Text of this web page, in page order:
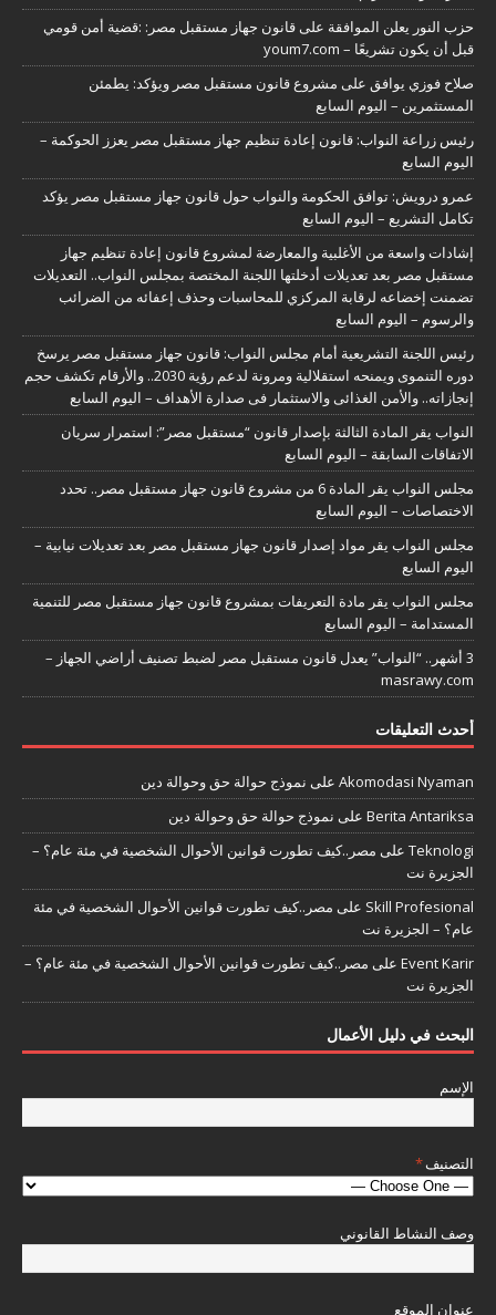
حزب النور يعلن الموافقة على قانون جهاز مستقبل مصر: :قضية أمن قومي
قبل أن يكون تشريعًا – youm7.com
صلاح فوزي يوافق على مشروع قانون مستقبل مصر ويؤكد: يطمئن
المستثمرين – اليوم السابع
رئيس زراعة النواب: قانون إعادة تنظيم جهاز مستقبل مصر يعزز الحوكمة –
اليوم السابع
عمرو درويش: توافق الحكومة والنواب حول قانون جهاز مستقبل مصر يؤكد
تكامل التشريع – اليوم السابع
إشادات واسعة من الأغلبية والمعارضة لمشروع قانون إعادة تنظيم جهاز
مستقبل مصر بعد تعديلات أدخلتها اللجنة المختصة بمجلس النواب.. التعديلات
تضمنت إخضاعه لرقابة المركزي للمحاسبات وحذف إعفائه من الضرائب
والرسوم – اليوم السابع
رئيس اللجنة التشريعية أمام مجلس النواب: قانون جهاز مستقبل مصر يرسخ
دوره التنموى ويمنحه استقلالية ومرونة لدعم رؤية 2030.. والأرقام تكشف حجم
إنجازاته.. والأمن الغذائى والاستثمار فى صدارة الأهداف – اليوم السابع
النواب يقر المادة الثالثة بإصدار قانون “مستقبل مصر”: استمرار سريان
الاتفاقات السابقة – اليوم السابع
مجلس النواب يقر المادة 6 من مشروع قانون جهاز مستقبل مصر.. تحدد
الاختصاصات – اليوم السابع
مجلس النواب يقر مواد إصدار قانون جهاز مستقبل مصر بعد تعديلات نيابية –
اليوم السابع
مجلس النواب يقر مادة التعريفات بمشروع قانون جهاز مستقبل مصر للتنمية
المستدامة – اليوم السابع
3 أشهر.. “النواب” يعدل قانون مستقبل مصر لضبط تصنيف أراضي الجهاز –
masrawy.com
أحدث التعليقات
Akomodasi Nyaman على نموذج حوالة حق وحوالة دين
Berita Antariksa على نموذج حوالة حق وحوالة دين
Teknologi على مصر..كيف تطورت قوانين الأحوال الشخصية في مئة عام؟ –
الجزيرة نت
Skill Profesional على مصر..كيف تطورت قوانين الأحوال الشخصية في مئة
عام؟ – الجزيرة نت
Event Karir على مصر..كيف تطورت قوانين الأحوال الشخصية في مئة عام؟ –
الجزيرة نت
البحث في دليل الأعمال
الإسم
التصنيف*
وصف النشاط القانوني
عنوان الموقع